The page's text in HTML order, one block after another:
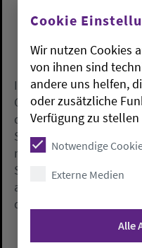
Im Landkreis Gifhorn
Gemeinschaftspraxis
der Einsatz einer
Sie solle in der
niedrigschwellig in der
Sprechstunden eine
anbieten und die
das komplizierte
Cookie
Wir nutzen Cookies
von ihnen sind
andere uns helfen,
oder zusätzliche
Verfügung zu stellen
Notwendige
Externe Medien
Alle